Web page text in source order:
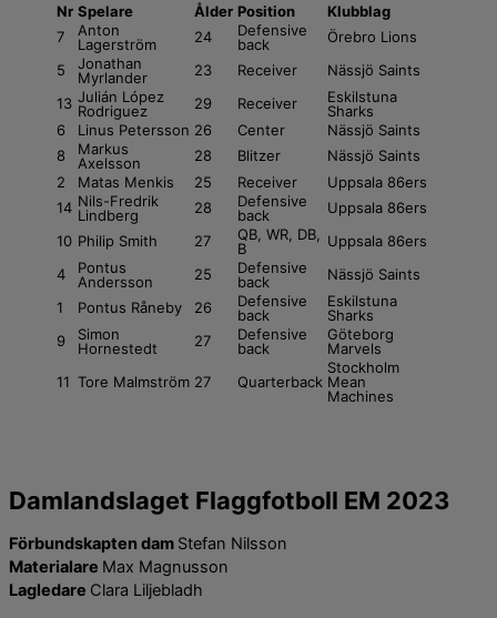
Nr Spelare Ålder Position Klubblag
7
Anton
Lagerström
24
Defensive
back
Örebro Lions
5
Jonathan
Myrlander
23 Receiver
Nässjö Saints
13 Julián López
Rodriguez
29 Receiver
Eskilstuna
Sharks
6
Linus Petersson 26 Center
Nässjö Saints
8
Markus
Axelsson
28 Blitzer
Nässjö Saints
2
Matas Menkis 25 Receiver
Uppsala 86ers
14 Nils-Fredrik
Lindberg
28
Defensive
back
Uppsala 86ers
10 Philip Smith 27
QB, WR, DB,
B
Uppsala 86ers
4
Pontus
Andersson
25
Defensive
back
Nässjö Saints
1
Pontus Råneby 26
Defensive
back
Eskilstuna
Sharks
9
Simon
Hornestedt
27
Defensive
back
Göteborg
Marvels
11 Tore Malmström 27 Quarterback
Stockholm
Mean
Machines
Damlandslaget Flaggfotboll EM 2023
Förbundskaptendam Stefan Nilsson
Materialare Max Magnusson
Lagledare Clara Liljebladh